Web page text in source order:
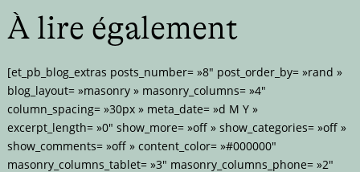
À lire également
[et_pb_blog_extras posts_number= »8″ post_order_by= »rand »
blog_layout= »masonry » masonry_columns= »4″
column_spacing= »30px » meta_date= »d M Y »
excerpt_length= »0″ show_more= »off » show_categories= »off »
show_comments= »off » content_color= »#000000″
masonry_columns_tablet= »3″ masonry_columns_phone= »2″